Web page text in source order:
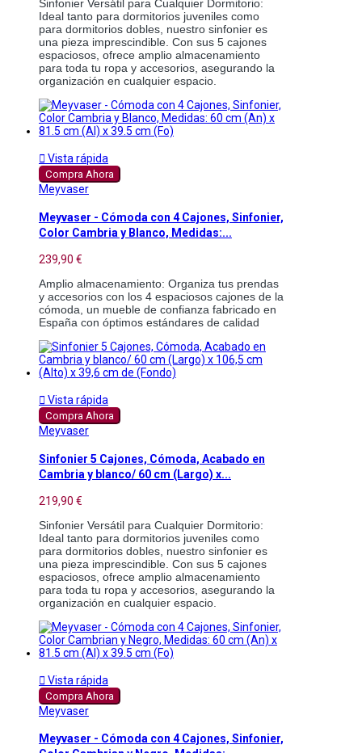
Sinfonier Versátil para Cualquier Dormitorio:
Ideal tanto para dormitorios juveniles como
para dormitorios dobles, nuestro sinfonier es
una pieza imprescindible. Con sus 5 cajones
espaciosos, ofrece amplio almacenamiento
para toda tu ropa y accesorios, asegurando la
organización en cualquier espacio.
 Vista rápida
Compra Ahora
Meyvaser
Meyvaser - Cómoda con 4 Cajones, Sinfonier,
Color Cambria y Blanco, Medidas:...
239,90 €
Amplio almacenamiento: Organiza tus prendas
y accesorios con los 4 espaciosos cajones de la
cómoda, un mueble de confianza fabricado en
España con óptimos estándares de calidad
 Vista rápida
Compra Ahora
Meyvaser
Sinfonier 5 Cajones, Cómoda, Acabado en
Cambria y blanco/ 60 cm (Largo) x...
219,90 €
Sinfonier Versátil para Cualquier Dormitorio:
Ideal tanto para dormitorios juveniles como
para dormitorios dobles, nuestro sinfonier es
una pieza imprescindible. Con sus 5 cajones
espaciosos, ofrece amplio almacenamiento
para toda tu ropa y accesorios, asegurando la
organización en cualquier espacio.
 Vista rápida
Compra Ahora
Meyvaser
Meyvaser - Cómoda con 4 Cajones, Sinfonier,